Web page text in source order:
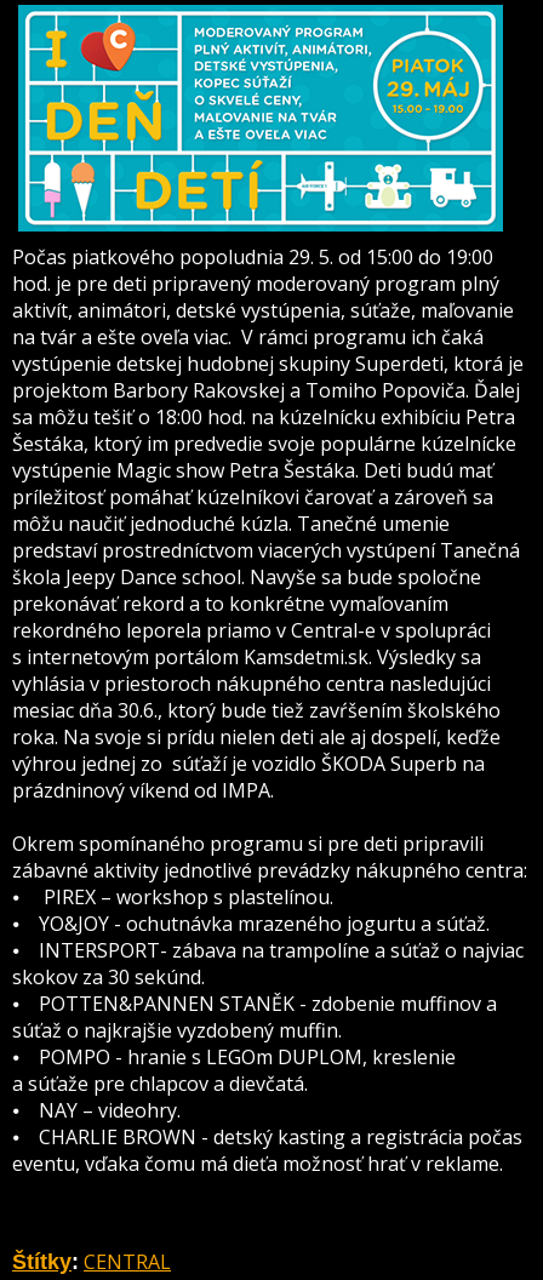
Počas piatkového popoludnia 29. 5. od 15:00 do 19:00
hod. je pre deti pripravený moderovaný program plný
aktivít, animátori, detské vystúpenia, súťaže, maľovanie
na tvár a ešte oveľa viac. V rámci programu ich čaká
vystúpenie detskej hudobnej skupiny Superdeti, ktorá je
projektom Barbory Rakovskej a Tomiho Popoviča. Ďalej
sa môžu tešiť o 18:00 hod. na kúzelnícku exhibíciu Petra
Šestáka, ktorý im predvedie svoje populárne kúzelnícke
vystúpenie Magic show Petra Šestáka. Deti budú mať
príležitosť pomáhať kúzelníkovi čarovať a zároveň sa
môžu naučiť jednoduché kúzla. Tanečné umenie
predstaví prostredníctvom viacerých vystúpení Tanečná
škola Jeepy Dance school. Navyše sa bude spoločne
prekonávať rekord a to konkrétne vymaľovaním
rekordného leporela priamo v Central-e v spolupráci
s internetovým portálom Kamsdetmi.sk. Výsledky sa
vyhlásia v priestoroch nákupného centra nasledujúci
mesiac dňa 30.6., ktorý bude tiež zavŕšením školského
roka. Na svoje si prídu nielen deti ale aj dospelí, keďže
výhrou jednej zo súťaží je vozidlo ŠKODA Superb na
prázdninový víkend od IMPA.
Okrem spomínaného programu si pre deti pripravili
zábavné aktivity jednotlivé prevádzky nákupného centra:
⦁ PIREX – workshop s plastelínou.
⦁ YO&JOY - ochutnávka mrazeného jogurtu a súťaž.
⦁ INTERSPORT- zábava na trampolíne a súťaž o najviac
skokov za 30 sekúnd.
⦁ POTTEN&PANNEN STANĚK - zdobenie muffinov a
súťaž o najkrajšie vyzdobený muffin.
⦁ POMPO - hranie s LEGOm DUPLOM, kreslenie
a súťaže pre chlapcov a dievčatá.
⦁ NAY – videohry.
⦁ CHARLIE BROWN - detský kasting a registrácia počas
eventu, vďaka čomu má dieťa možnosť hrať v reklame.
Štítky: CENTRAL